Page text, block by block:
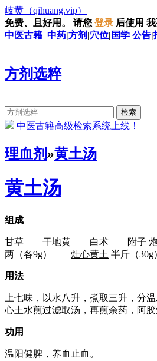
岐黄 （qihuang.vip）
免费、且好用。
请您 登录 后使用
中医古籍 中药|方剂 |穴位| 国学 公告|
方剂选粹
中医古籍高级检索系统上线！
理血剂»黄土汤
黄土汤
组成
甘草 干地黄 白术 附子
两（各9g） 灶心黄土 半斤（30g
用法
上七味，以水八升，煮取三升，分
心土水煎过滤取汤，再煎余药，阿胶
功用
温阳健脾，养血止血。